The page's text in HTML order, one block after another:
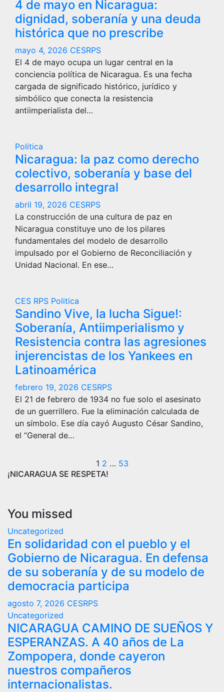
4 de mayo en Nicaragua:
dignidad, soberanía y una deuda
histórica que no prescribe
mayo 4, 2026 CESRPS
El 4 de mayo ocupa un lugar central en la
conciencia política de Nicaragua. Es una fecha
cargada de significado histórico, jurídico y
simbólico que conecta la resistencia
antiimperialista del…
Politica
Nicaragua: la paz como derecho
colectivo, soberanía y base del
desarrollo integral
abril 19, 2026 CESRPS
La construcción de una cultura de paz en
Nicaragua constituye uno de los pilares
fundamentales del modelo de desarrollo
impulsado por el Gobierno de Reconciliación y
Unidad Nacional. En ese…
CES RPS Politica
Sandino Vive, la lucha Sigue!:
Soberanía, Antiimperialismo y
Resistencia contra las agresiones
injerencistas de los Yankees en
Latinoamérica
febrero 19, 2026 CESRPS
El 21 de febrero de 1934 no fue solo el asesinato
de un guerrillero. Fue la eliminación calculada de
un símbolo. Ese día cayó Augusto César Sandino,
el “General de…
Paginación
1 2 … 53
¡NICARAGUA SE RESPETA!
You missed
Uncategorized
En solidaridad con el pueblo y el
Gobierno de Nicaragua. En defensa
de su soberanía y de su modelo de
democracia participa
agosto 7, 2026 CESRPS
Uncategorized
NICARAGUA CAMINO DE SUEÑOS Y
ESPERANZAS. A 40 años de La
Zompopera, donde cayeron
nuestros compañeros
internacionalistas.